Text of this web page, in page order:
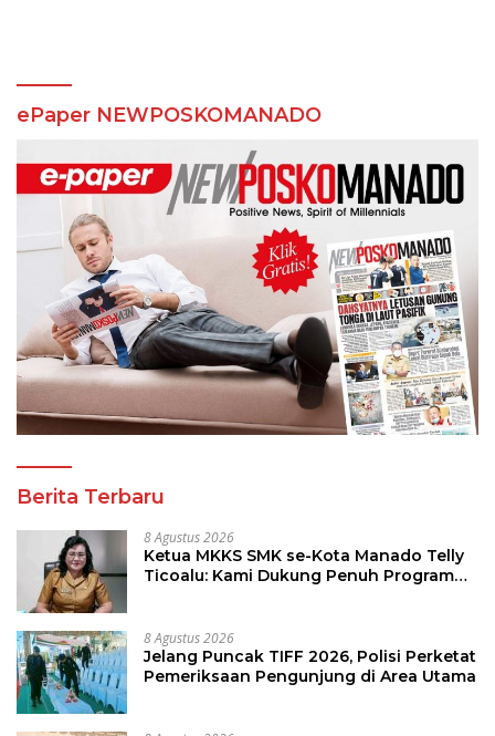
ePaper NEWPOSKOMANADO
Berita Terbaru
8 Agustus 2026
Ketua MKKS SMK se-Kota Manado Telly
Ticoalu: Kami Dukung Penuh Program
8 Agustus 2026
Jelang Puncak TIFF 2026, Polisi Perketat
Pemeriksaan Pengunjung di Area Utama